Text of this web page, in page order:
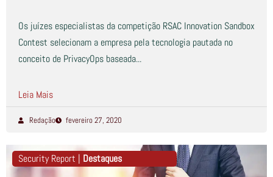
Os juízes especialistas da competição RSAC Innovation Sandbox
Contest selecionam a empresa pela tecnologia pautada no
conceito de PrivacyOps baseada...
Leia Mais
Redação fevereiro 27, 2020
Security Report | Destaques